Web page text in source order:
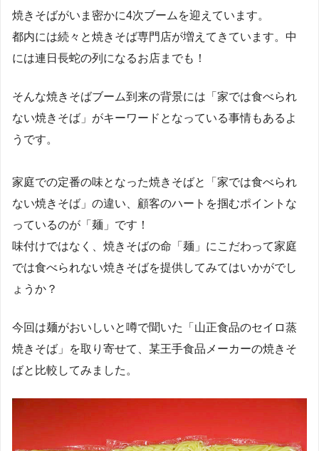
焼きそばがいま密かに4次ブームを迎えています。
都内には続々と焼きそば専門店が増えてきています。中
には連日長蛇の列になるお店までも！
そんな焼きそばブーム到来の背景には「家では食べられ
ない焼きそば」がキーワードとなっている事情もあるよ
うです。
家庭での定番の味となった焼きそばと「家では食べられ
ない焼きそば」の違い、顧客のハートを掴むポイントな
っているのが「麺」です！
味付けではなく、焼きそばの命「麺」にこだわって家庭
では食べられない焼きそばを提供してみてはいかがでし
ょうか？
今回は麺がおいしいと噂で聞いた「山正食品のセイロ蒸
焼きそば」を取り寄せて、某王手食品メーカーの焼きそ
ばと比較してみました。